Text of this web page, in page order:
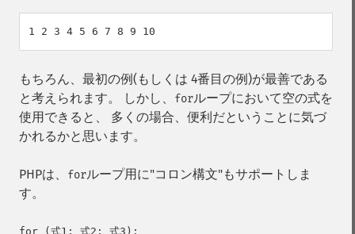
もちろん、最初の例(もしくは 4番目の例)が最善である
と考えられます。 しかし、
forループにおいて空の式を
使用できると、 多くの場合、便利だということに気づ
かれるかと思います。
PHPは、 forループ用に"コロン構文"もサポートしま
す。
for (式1; 式2; 式3):